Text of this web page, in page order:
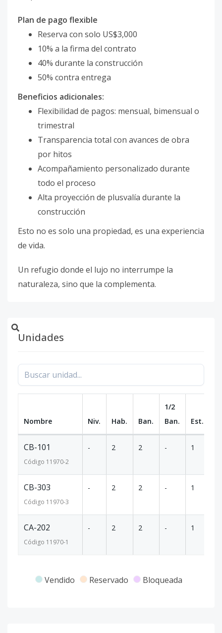
Plan de pago flexible
Reserva con solo US$3,000
10% a la firma del contrato
40% durante la construcción
50% contra entrega
Beneficios adicionales:
Flexibilidad de pagos: mensual, bimensual o
trimestral
Transparencia total con avances de obra
por hitos
Acompañamiento personalizado durante
todo el proceso
Alta proyección de plusvalía durante la
construcción
Esto no es solo una propiedad, es una experiencia
de vida.
Un refugio donde el lujo no interrumpe la
naturaleza, sino que la complementa.
Unidades
Nombre Niv. Hab. Ban.
1/2
Ban.
Est.
CB-101
Código 11970-2
- 2 2 - 1
CB-303
Código 11970-3
- 2 2 - 1
CA-202
Código 11970-1
- 2 2 - 1
Vendido Reservado Bloqueada